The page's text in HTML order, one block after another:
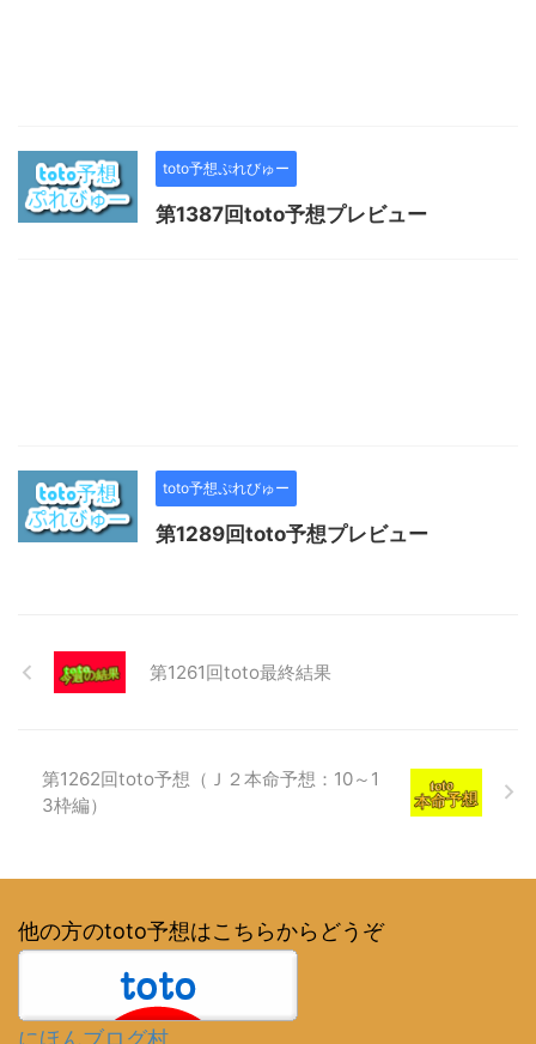
toto予想ぷれびゅー
第1387回toto予想プレビュー
toto予想ぷれびゅー
第1289回toto予想プレビュー
第1261回toto最終結果
第1262回toto予想（Ｊ２本命予想：10～1
3枠編）
他の方のtoto予想はこちらからどうぞ
にほんブログ村